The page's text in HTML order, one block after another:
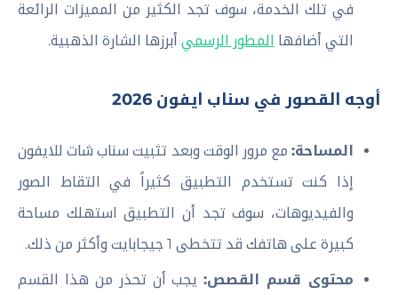
في تلك الخدمة، سوف تجد الكثير من المميزات الرائعة
التي أضافها المطور الرسمي أبرزها الشارة الذهبية.
أوجه القصور في سناب ايفون 2026
المساحة: مع مرور الوقت وبعد تثبيت سناب شات للايفون
إذا كنت تستخدم التطبيق كثيراً في التقاط الصور
والفيديوهات، سوف تجد أن التطبيق استهلك مساحة
كبيرة على هاتفك قد تتخطى 1 جيجابايت وأكثر من ذلك.
محتوى قسم القصص:يجب أن تحذر من هذا القسم